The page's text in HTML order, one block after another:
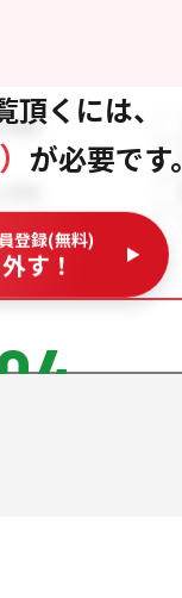
くには、
が必要です。
登録(無料)
す！